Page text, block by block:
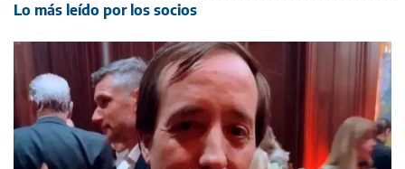
Lo más leído por los socios